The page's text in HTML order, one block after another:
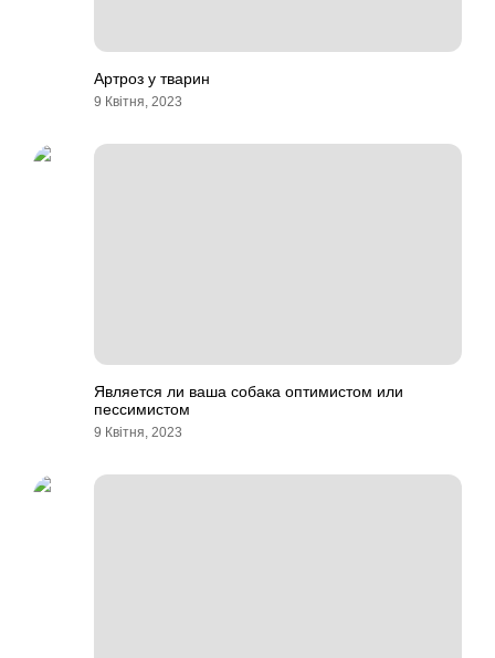
Артроз у тварин
9 Квітня, 2023
Является ли ваша собака оптимистом или
пессимистом
9 Квітня, 2023